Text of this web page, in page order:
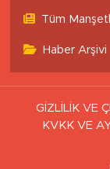
Tüm
Haber Arşivi
GİZLİLİK VE
KVKK VE